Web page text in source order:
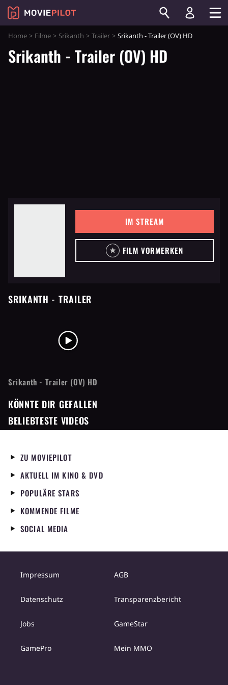
Home Filme Srikanth Trailer Srikanth - Trailer (OV) HD
Srikanth - Trailer (OV) HD
IM STREAM
FILM VORMERKEN
SRIKANTH - TRAILER
Srikanth - Trailer (OV) HD
KÖNNTE DIR GEFALLEN
BELIEBTESTE VIDEOS
ZU MOVIEPILOT
AKTUELL IM KINO & DVD
POPULÄRE STARS
KOMMENDE FILME
SOCIAL MEDIA
Impressum AGB
Datenschutz Transparenzbericht
Jobs GameStar
GamePro Mein MMO